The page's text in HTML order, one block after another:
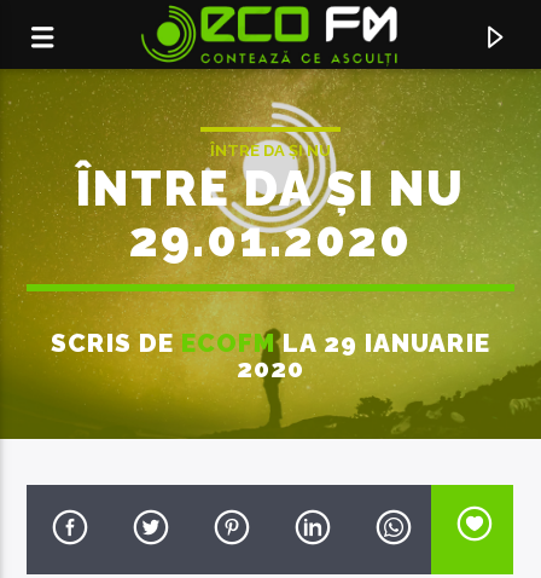
DAYANA X ANDREI URSU
ÎNTRE DA ȘI NU
ÎNTRE DA ȘI NU
29.01.2020
SCRIS DE ECOFMLA 29 IANUARIE
2020